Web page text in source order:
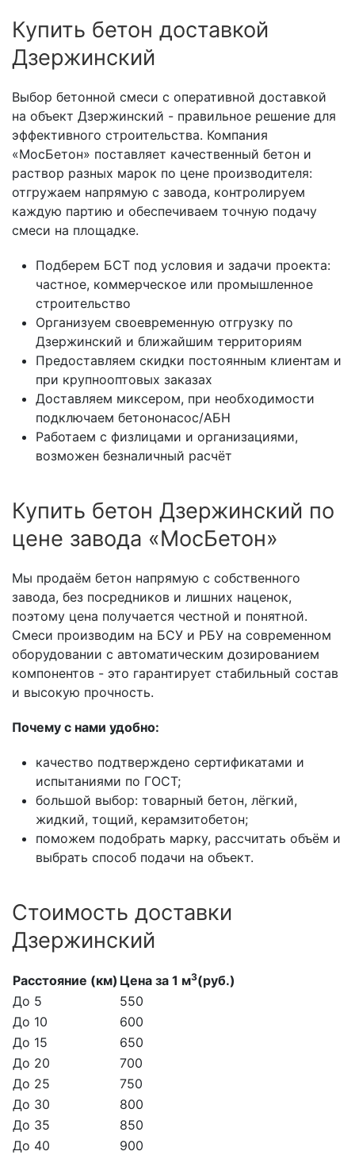
Купить бетон доставкой
Дзержинский
Выбор бетонной смеси с оперативной доставкой
на объект Дзержинский - правильное решение для
эффективного строительства. Компания
«МосБетон» поставляет качественный бетон и
раствор разных марок по цене производителя:
отгружаем напрямую с завода, контролируем
каждую партию и обеспечиваем точную подачу
смеси на площадке.
Подберем БСТ под условия и задачи проекта:
частное, коммерческое или промышленное
строительство
Организуем своевременную отгрузку по
Дзержинский и ближайшим территориям
Предоставляем скидки постоянным клиентам и
при крупнооптовых заказах
Доставляем миксером, при необходимости
подключаем бетононасос/АБН
Работаем с физлицами и организациями,
возможен безналичный расчёт
Купить бетон Дзержинский по
цене завода «МосБетон»
Мы продаём бетон напрямую с собственного
завода, без посредников и лишних наценок,
поэтому цена получается честной и понятной.
Смеси производим на БСУ и РБУ на современном
оборудовании с автоматическим дозированием
компонентов - это гарантирует стабильный состав
и высокую прочность.
Почему с нами удобно:
качество подтверждено сертификатами и
испытаниями по ГОСТ;
большой выбор: товарный бетон, лёгкий,
жидкий, тощий, керамзитобетон;
поможем подобрать марку, рассчитать объём и
выбрать способ подачи на объект.
Стоимость доставки
Дзержинский
Расстояние (км) Цена за 1 м3(руб.)
До 5
550
До 10
600
До 15
650
До 20
700
До 25
750
До 30
800
До 35
850
До 40
900